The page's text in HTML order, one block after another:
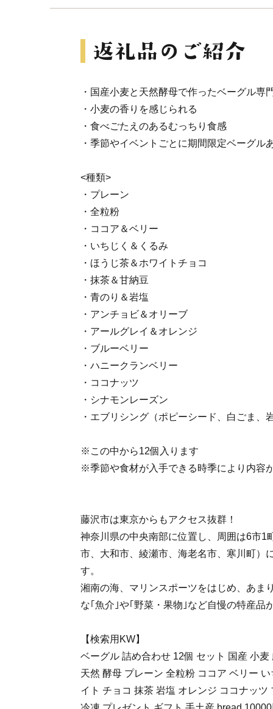
・国産小麦と天然酵母で作ったベーグル専
・小麦の香りを感じられる
・食べごたえのあるむっちり食感
・季節やイベントごとに期間限定ベーグル
<種類>
・プレーン
・全粒粉
・ココア＆ベリー
・いちじく＆くるみ
・ほうじ茶＆ホワイトチョコ
・抹茶＆甘納豆
・青のり＆岩塩
・アンチョビ＆オリーブ
・アールグレイ＆オレンジ
・ブルーベリー
・ハニークランベリー
・ココナッツ
・シナモンレーズン
・エブリシング（ポピーシード、白ごま、
※この中から12個入ります
※季節や食材が入手できる時季により内容
藤沢市は東京からもアクセス抜群！
神奈川県の中央南部に位置し、周囲は6市1
市、大和市、綾瀬市、海老名市、寒川町）
す。
湘南の海、マリンスポーツをはじめ、あま
な｢魚介｣や｢野菜・果物｣など自慢の特産品
【検索用KW】
ベーグル 詰め合わせ 12個 セット 国産 小
天然 酵母 プレーン 全粒粉 ココア ベリー
イト チョコ 抹茶 岩塩 オレンジ ココナッツ